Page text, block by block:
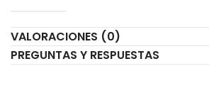
VALORACIONES (0)
PREGUNTAS Y RESPUESTAS